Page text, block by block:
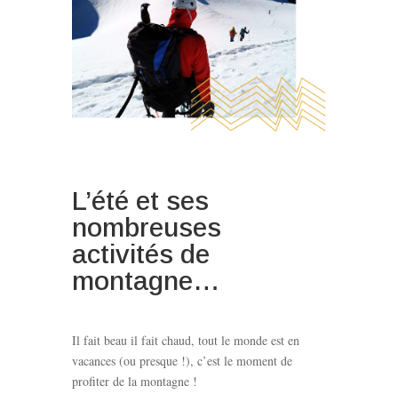
L’été et ses
nombreuses
activités de
montagne…
Il fait beau il fait chaud, tout le monde est en
vacances (ou presque !), c’est le moment de
profiter de la montagne !